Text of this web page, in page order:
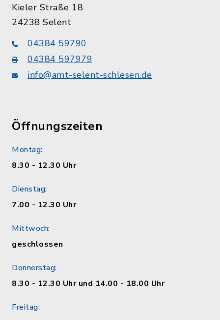
Kieler Straße 18
24238 Selent
04384 59790
04384 597979
info@amt-selent-schlesen.de
Öffnungszeiten
Montag:
8.30 - 12.30 Uhr
Dienstag:
7.00 - 12.30 Uhr
Mittwoch:
geschlossen
Donnerstag:
8.30 - 12.30 Uhr und 14.00 - 18.00 Uhr
Freitag: